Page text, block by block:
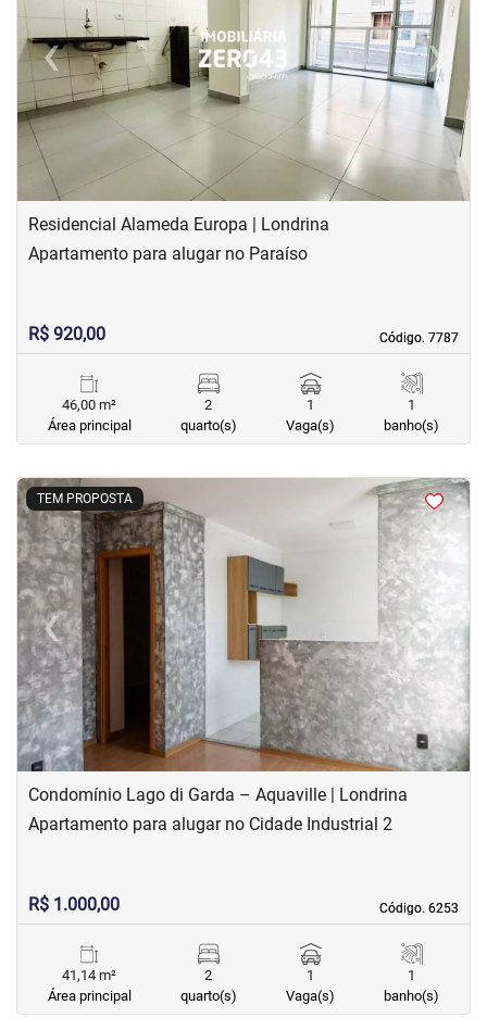
‹Previous ›Next
Residencial Alameda Europa | Londrina
Código. 7787
Código. 7787
Apartamento para alugar no Paraíso
R$ 920,00
46,00 m²
Área principal
2
quarto(s)
1
Vaga(s)
1
banho(s)
TEM PROPOSTA
<<<<
‹Previous ›Next
Condomínio Lago di Garda – Aquaville | Londrina
Código. 6253
Código. 6253
Apartamento para alugar no Cidade Industrial 2
R$ 1.000,00
41,14 m²
Área principal
2
quarto(s)
1
Vaga(s)
1
banho(s)